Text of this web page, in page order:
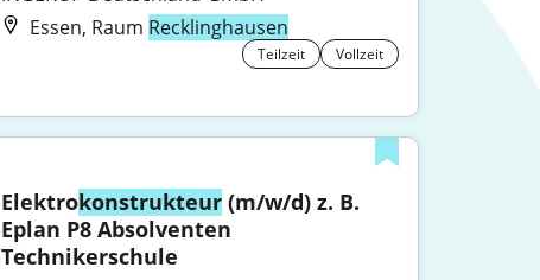
Essen, Raum Recklinghausen
Teilzeit Vollzeit
Elektrokonstrukteur (m/w/d) z. B.
Eplan P8 Absolventen
Technikerschule